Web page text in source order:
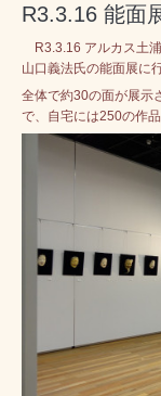
R3.3.16 能面
R3.3.16 アルカス土
山口義法氏の能面展に
全体で約30の面が展示
で、自宅には250の作